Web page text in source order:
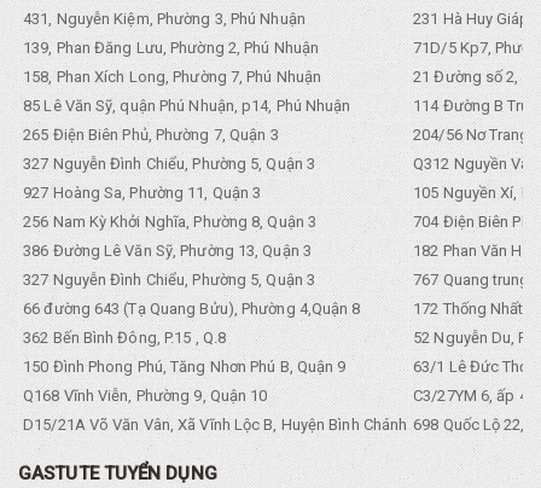
431, Nguyễn Kiệm, Phường 3, Phú Nhuận
231 Hà Huy Giáp,
139, Phan Đăng Lưu, Phường 2, Phú Nhuận
71D/5 Kp7,
158, Phan Xích Long, Phường 7, Phú Nhuận
21 Đường số 2,
85 Lê Văn Sỹ, quận Phú Nhuận, p14, Phú Nhuận
114 Đường B
265 Điện Biên Phủ, Phường 7, Quận 3
204/56 Nơ Trang
327 Nguyễn Đình Chiểu, Phường 5, Quận 3
Q312 Nguyền
927 Hoàng Sa, Phường 11, Quận 3
105 Nguyền Xí,
256 Nam Kỳ Khởi Nghĩa, Phường 8, Quận 3
704 Điện Biên
386 Đường Lê Văn Sỹ, Phường 13, Quận 3
182 Phan Văn
327 Nguyễn Đình Chiểu, Phường 5, Quận 3
767 Quang trung,
66 đường 643 (Tạ Quang Bửu), Phường 4,Quận 8
172 Thống Nhất.
362 Bến Bình Đông, P.15 , Q.8
52 Nguyễn Du,
150 Đình Phong Phú, Tăng Nhơn Phú B, Quận 9
63/1 Lê Đức Thọ,
Q168 Vĩnh Viễn, Phường 9, Quận 10
C3/27YM 6, ấp 4,
D15/21A Võ Văn Vân, Xã Vĩnh Lộc B, Huyện Bình Chánh 698 Quốc Lộ 22,
GASTUTE TUYỂN DỤNG